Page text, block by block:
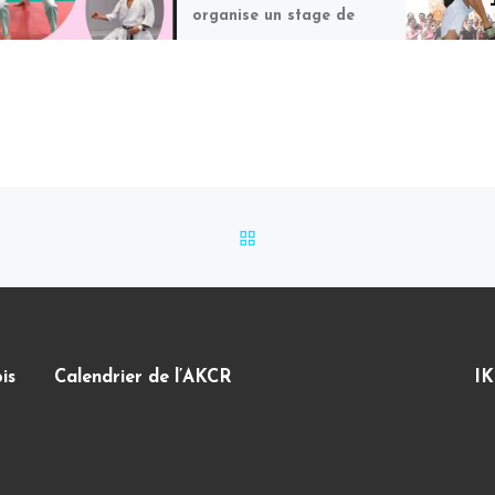
organise un stage de
RETOUR À LA LISTE
Calendrier de l’AKCR